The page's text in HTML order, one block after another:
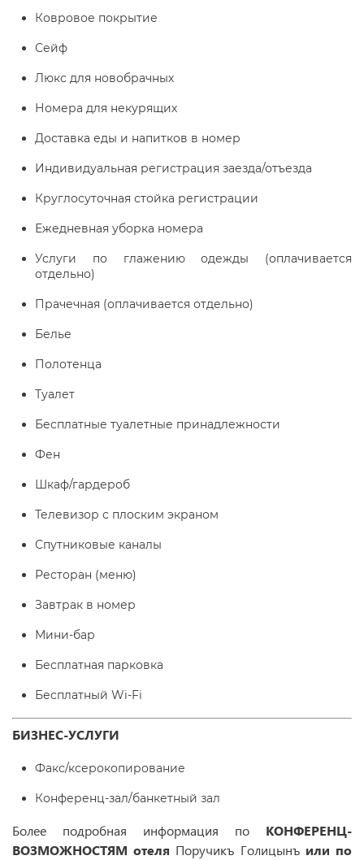
Ковровое покрытие
Сейф
Люкс для новобрачных
Номера для некурящих
Доставка еды и напитков в номер
Индивидуальная регистрация заезда/отъезда
Круглосуточная стойка регистрации
Ежедневная уборка номера
Услуги по глажению одежды (оплачивается
отдельно)
Прачечная (оплачивается отдельно)
Белье
Полотенца
Туалет
Бесплатные туалетные принадлежности
Фен
Шкаф/гардероб
Телевизор с плоским экраном
Спутниковые каналы
Ресторан (меню)
Завтрак в номер
Мини-бар
Бесплатная парковка
Бесплатный Wi-Fі
БИЗНЕС-УСЛУГИ
Факс/ксерокопирование
Конференц-зал/банкетный зал
Более подробная информация по КОНФЕРЕНЦ-
ВОЗМОЖНОСТЯМ отеля Поручикъ Голицынъ или по